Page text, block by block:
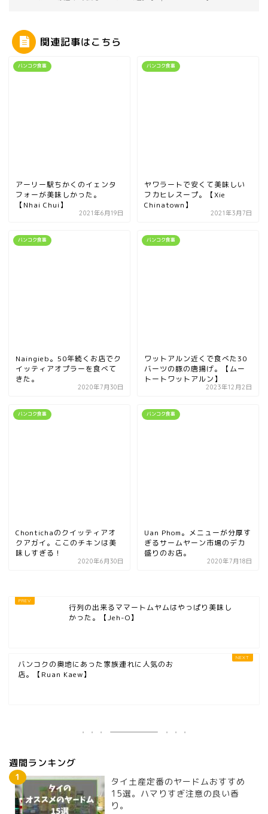
関連記事はこちら
バンコク食事
アーリー駅ちかくのイェンタ
フォーが美味しかった。
【Nhai Chui】
2021年6月19日
バンコク食事
ヤワラートで安くて美味しい
フカヒレスープ。【Xie
Chinatown】
2021年3月7日
バンコク食事
Naingieb。50年続くお店でク
イッティアオプラーを食べて
きた。
2020年7月30日
バンコク食事
ワットアルン近くで食べた30
バーツの豚の唐揚げ。【ムー
トートワットアルン】
2023年12月2日
バンコク食事
Chontichaのクイッティアオ
クアガイ。ここのチキンは美
味しすぎる！
2020年6月30日
バンコク食事
Uan Phom。メニューが分厚す
ぎるサームヤーン市場のデカ
盛りのお店。
2020年7月18日
行列の出来るママートムヤムはやっぱり美味し
かった。【Jeh-O】
バンコクの奥地にあった家族連れに人気のお
店。【Ruan Kaew】
週間ランキング
タイ土産定番のヤードムおすすめ
15選。ハマりすぎ注意の良い香
り。